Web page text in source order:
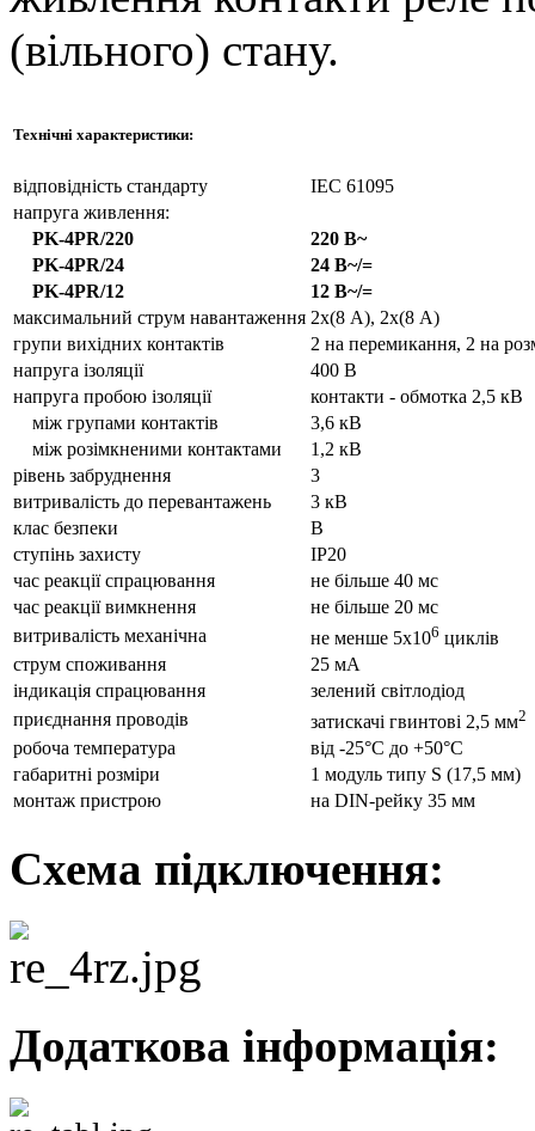
(вільного) стану.
Технічні характеристики:
відповідність стандарту
IEC 61095
напруга живлення:
PK-4PR/220
220 В~
PK-4PR/24
24 В~/=
PK-4PR/12
12 В~/=
максимальний струм навантаження 2х(8 A), 2х(8 A)
групи вихідних контактів
2 на перемикання, 2 на
напруга ізоляції
400 В
напруга пробою ізоляції
контакти - обмотка 2,5 кВ
між групами контактів
3,6 кВ
між розімкненими контактами
1,2 кВ
рівень забруднення
3
витривалість до перевантажень
3 кВ
клас безпеки
В
ступінь захисту
IP20
час реакції спрацювання
не більше 40 мс
час реакції вимкнення
не більше 20 мс
витривалість механічна
не менше 5х106 циклів
струм споживання
25 мА
індикація спрацювання
зелений світлодіод
приєднання проводів
затискачі гвинтові 2,5 мм2
робоча температура
від -25°С до +50°С
габаритні розміри
1 модуль типу S (17,5 мм)
монтаж пристрою
на DIN-рейку 35 мм
Схема підключення:
Додаткова інформація: